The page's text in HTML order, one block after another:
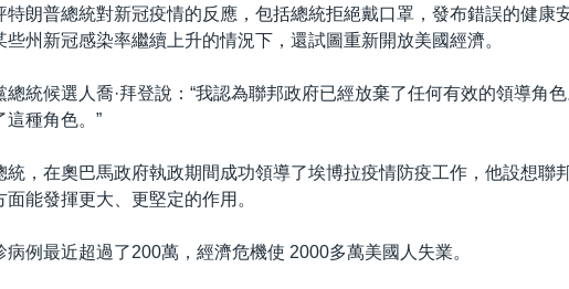
特朗普總統對新冠疫情的反應，包括總統拒絕戴口罩，發布錯誤的健康
些州新冠感染率繼續上升的情況下，還試圖重新開放美國經濟。
總統候選人喬·拜登說：“我認為聯邦政府已經放棄了任何有效的領導角
這種角色。”
統，在奧巴馬政府執政期間成功領導了埃博拉疫情防疫工作，他設想聯
能發揮更大、更堅定的作用。
病例最近超過了200萬，經濟危機使 2000多萬美國人失業。